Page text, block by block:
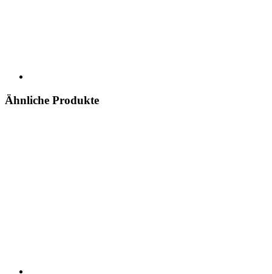
Ähnliche Produkte